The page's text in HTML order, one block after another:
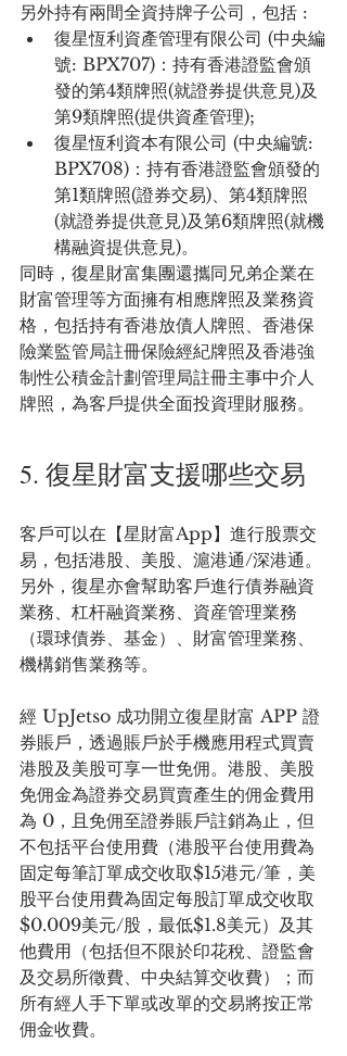
另外持有兩間全資持牌子公司，包括 :
復星恆利資產管理有限公司 (中央編
號: BPX707)：持有香港證監會頒
發的第4類牌照(就證券提供意見)及
第9類牌照(提供資產管理);
復星恆利資本有限公司 (中央編號:
BPX708)：持有香港證監會頒發的
第1類牌照(證券交易)、第4類牌照
(就證券提供意見)及第6類牌照(就機
構融資提供意見)。
同時，復星財富集團還攜同兄弟企業在
財富管理等方面擁有相應牌照及業務資
格，包括持有香港放債人牌照、香港保
險業監管局註冊保險經紀牌照及香港強
制性公積金計劃管理局註冊主事中介人
牌照，為客戶提供全面投資理財服務。
5. 復星財富支援哪些交易
客戶可以在【星財富App】進行股票交
易，包括港股、美股、滬港通/深港通。
另外，復星亦會幫助客戶進行債券融資
業務、杠杆融資業務、資産管理業務
（環球債券、基金）、財富管理業務、
機構銷售業務等。
經 UpJetso 成功開立復星財富 APP 證
券賬戶，透過賬戶於手機應用程式買賣
港股及美股可享一世免佣。港股、美股
免佣金為證券交易買賣產生的佣金費用
為 0，且免佣至證券賬戶註銷為止，但
不包括平台使用費（港股平台使用費為
固定每筆訂單成交收取$15港元/筆，美
股平台使用費為固定每股訂單成交收取
$0.009美元/股，最低$1.8美元）及其
他費用（包括但不限於印花稅、證監會
及交易所徵費、中央結算交收費）；而
所有經人手下單或改單的交易將按正常
佣金收費。